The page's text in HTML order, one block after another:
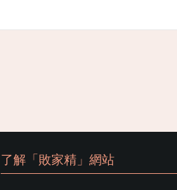
了解「敗家精」網站